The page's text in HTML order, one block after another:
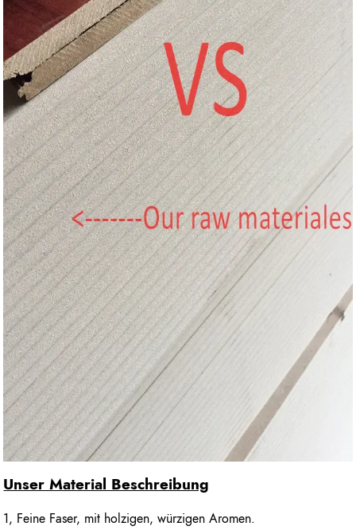
Unser Material Beschreibung
1, Feine Faser, mit holzigen, würzigen Aromen.